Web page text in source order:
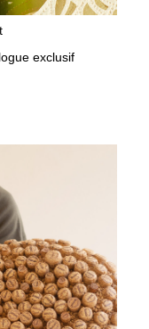
exclusif